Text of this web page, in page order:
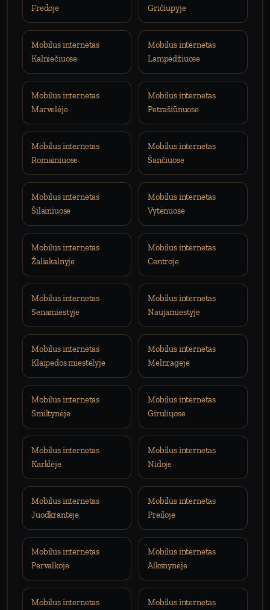
Fredoje
Gričiupyje
Mobilus internetas
Kalniečiuose
Mobilus internetas
Lampėdžiuose
Mobilus internetas
Marvelėje
Mobilus internetas
Petrašiūnuose
Mobilus internetas
Romainiuose
Mobilus internetas
Šančiuose
Mobilus internetas
Šilainiuose
Mobilus internetas
Vytėnuose
Mobilus internetas
Žaliakalnyje
Mobilus internetas
Centroje
Mobilus internetas
Senamiestyje
Mobilus internetas
Naujamiestyje
Mobilus internetas
Klaipėdos miestelyje
Mobilus internetas
Melnragėje
Mobilus internetas
Smiltynėje
Mobilus internetas
Giruliųose
Mobilus internetas
Karklėje
Mobilus internetas
Nidoje
Mobilus internetas
Juodkrantėje
Mobilus internetas
Preiloje
Mobilus internetas
Pervalkoje
Mobilus internetas
Alksnynėje
Mobilus internetas
Mobilus internetas